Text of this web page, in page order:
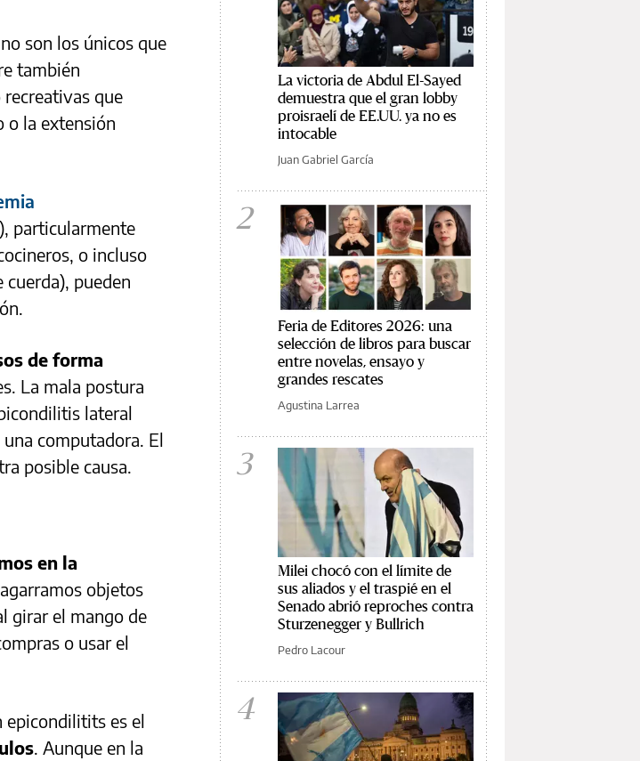
son los únicos que
también
recreativas que
o la extensión
particularmente
o incluso
pueden
de forma
La mala postura
lateral
computadora. El
posible causa.
en la
objetos
girar el mango de
o usar el
epicondilitits es el
. Aunque en la
La victoria de Abdul El-Sayed
demuestra que el gran lobby
proisraelí de EE.UU. ya no es
intocable
Juan Gabriel García
2
Feria de Editores 2026: una
selección de libros para buscar
entre novelas, ensayo y
grandes rescates
Agustina Larrea
3
Milei chocó con el límite de
sus aliados y el traspié en el
Senado abrió reproches contra
Sturzenegger y Bullrich
Pedro Lacour
4